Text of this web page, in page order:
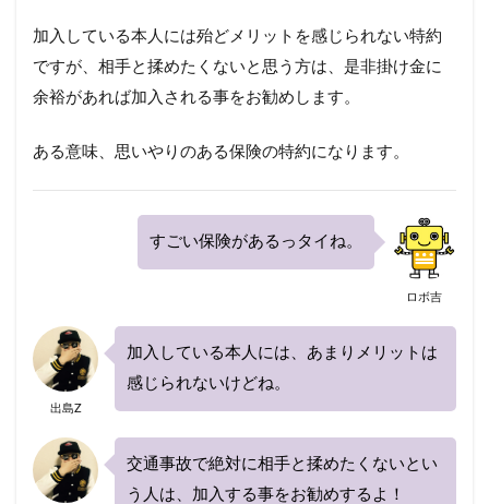
加入している本人には殆どメリットを感じられない特約
ですが、相手と揉めたくないと思う方は、是非掛け金に
余裕があれば加入される事をお勧めします。
ある意味、思いやりのある保険の特約になります。
ロボ吉
すごい保険があるっタイね。
出島Z
加入している本人には、あまりメリットは
感じられないけどね。
交通事故で絶対に相手と揉めたくないとい
う人は、加入する事をお勧めするよ！